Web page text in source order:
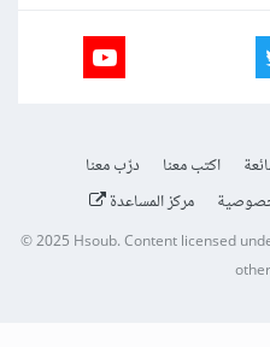
اكتب معنا
درّب معنا
مركز المساعدة
© 2025Hsoub.Content licensed